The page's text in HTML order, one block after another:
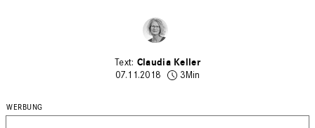
Claudia Keller
07.11.2018
3Min